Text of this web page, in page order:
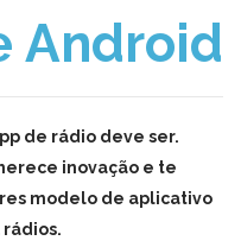
Android
de rádio deve ser.
inovação e te
modelo de aplicativo